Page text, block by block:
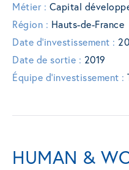
Métier : Capital
Région : Hauts-de-France
Date d'investissement :
Date de sortie : 2019
Équipe d'investissement :
HUMAN &